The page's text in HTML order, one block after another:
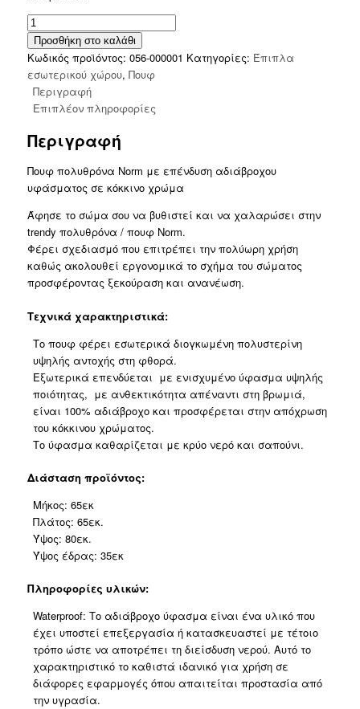
Πουφ
πολυθρόνα
Norm
PRO
pakoworld
υφασμάτινο
κόκκινο
Προσθήκη στο καλάθι
Κωδικός προϊόντος: 056-000001 Κατηγορίες: Έπιπλα
εσωτερικού χώρου, Πουφ
Περιγραφή
Επιπλέον πληροφορίες
Περιγραφή
Πουφ πολυθρόνα Norm με επένδυση αδιάβροχου
υφάσματος σε κόκκινο χρώμα
Άφησε το σώμα σου να βυθιστεί και να χαλαρώσει στην
trendy πολυθρόνα / πουφ Norm.
Φέρει σχεδιασμό που επιτρέπει την πολύωρη χρήση
καθώς ακολουθεί εργονομικά το σχήμα του σώματος
προσφέροντας ξεκούραση και ανανέωση.
Τεχνικά χαρακτηριστικά:
Το πουφ φέρει εσωτερικά διογκωμένη πολυστερίνη
υψηλής αντοχής στη φθορά.
Εξωτερικά επενδύεται με ενισχυμένο ύφασμα υψηλής
ποιότητας, με ανθεκτικότητα απέναντι στη βρωμιά,
είναι 100% αδιάβροχο και προσφέρεται στην απόχρωση
του κόκκινου χρώματος.
Το ύφασμα καθαρίζεται με κρύο νερό και σαπούνι.
Διάσταση προϊόντος:
Μήκος: 65εκ
Πλάτος: 65εκ.
Ύψος: 80εκ.
Ύψος έδρας: 35εκ
Πληροφορίες υλικών:
Waterproof: Το αδιάβροχο ύφασμα είναι ένα υλικό που
έχει υποστεί επεξεργασία ή κατασκευαστεί με τέτοιο
τρόπο ώστε να αποτρέπει τη διείσδυση νερού. Αυτό το
χαρακτηριστικό το καθιστά ιδανικό για χρήση σε
διάφορες εφαρμογές όπου απαιτείται προστασία από
την υγρασία.